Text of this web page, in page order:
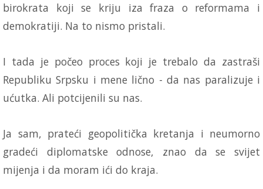
birokrata koji se kriju iza fraza o reformama i
demokratiji. Na to nismo pristali.
I tada je počeo proces koji je trebalo da zastraši
Republiku Srpsku i mene lično - da nas paralizuje i
ućutka. Ali potcijenili su nas.
Ja sam, prateći geopolitička kretanja i neumorno
gradeći diplomatske odnose, znao da se svijet
mijenja i da moram ići do kraja.